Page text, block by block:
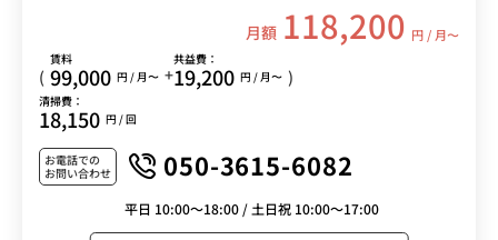
月額 118,200 円 / 月〜
(
賃料
99,000 円 / 月〜 +
共益費：
19,200 円 / 月〜 )
清掃費：
18,150 円 / 回
お電話での
お問い合わせ
050-3615-6082
平日 10:00～18:00 / 土日祝 10:00～17:00